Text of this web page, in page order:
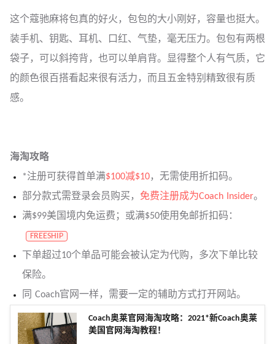
这个蔻驰麻将包真的好火，包包的大小刚好，容量也挺大。
装手机、钥匙、耳机、口红、气垫，毫无压力。包包有两根
袋子，可以斜挎背，也可以单肩背。显得整个人有气质，它
的颜色很百搭看起来很有活力，而且五金特别精致很有质
感。
海淘攻略
*注册可获得首单满$100减$10，无需使用折扣码。
部分款式需登录会员购买， 免费注册成为Coach Insider。
满$99美国境内免运费；或满$50使用免邮折扣码：
FREESHIP
下单超过10个单品可能会被认定为代购，多次下单比较
保险。
同 Coach官网一样，需要一定的辅助方式打开网站。
Coach奥莱官网海淘攻略：2021*新Coach奥莱
美国官网海淘教程！